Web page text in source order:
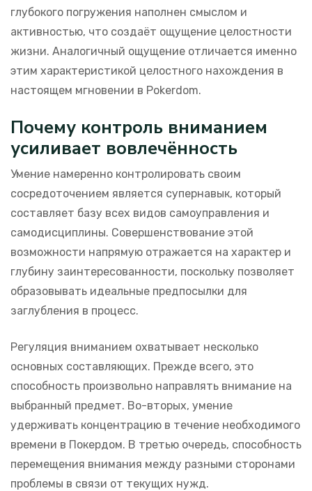
глубокого погружения наполнен смыслом и
активностью, что создаёт ощущение целостности
жизни. Аналогичный ощущение отличается именно
этим характеристикой целостного нахождения в
настоящем мгновении в Pokerdom.
Почему контроль вниманием
усиливает вовлечённость
Умение намеренно контролировать своим
сосредоточением является супернавык, который
составляет базу всех видов самоуправления и
самодисциплины. Совершенствование этой
возможности напрямую отражается на характер и
глубину заинтересованности, поскольку позволяет
образовывать идеальные предпосылки для
заглубления в процесс.
Регуляция вниманием охватывает несколько
основных составляющих. Прежде всего, это
способность произвольно направлять внимание на
выбранный предмет. Во-вторых, умение
удерживать концентрацию в течение необходимого
времени в Покердом. В третью очередь, способность
перемещения внимания между разными сторонами
проблемы в связи от текущих нужд.